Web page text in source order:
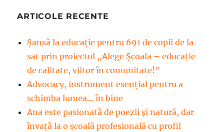
ARTICOLE RECENTE
Șansă la educație pentru 691 de copii de la
sat prin proiectul ,,Alege Școala – educație
de calitate, viitor în comunitate!”
Advocacy, instrument esenţial pentru a
schimba lumea… în bine
Ana este pasionată de poezii și natură, dar
învață la o școală profesională cu profil